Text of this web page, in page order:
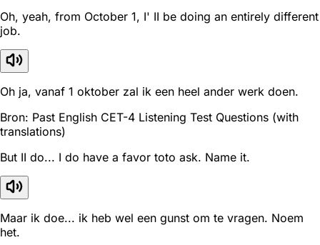
Oh, yeah, from October 1, I' II be doing an entirely different
job.
Oh ja, vanaf 1 oktober zal ik een heel ander werk doen.
Bron: Past English CET-4 Listening Test Questions (with
translations)
But II do... I do have a favor toto ask. Name it.
Maar ik doe... ik heb wel een gunst om te vragen. Noem
het.